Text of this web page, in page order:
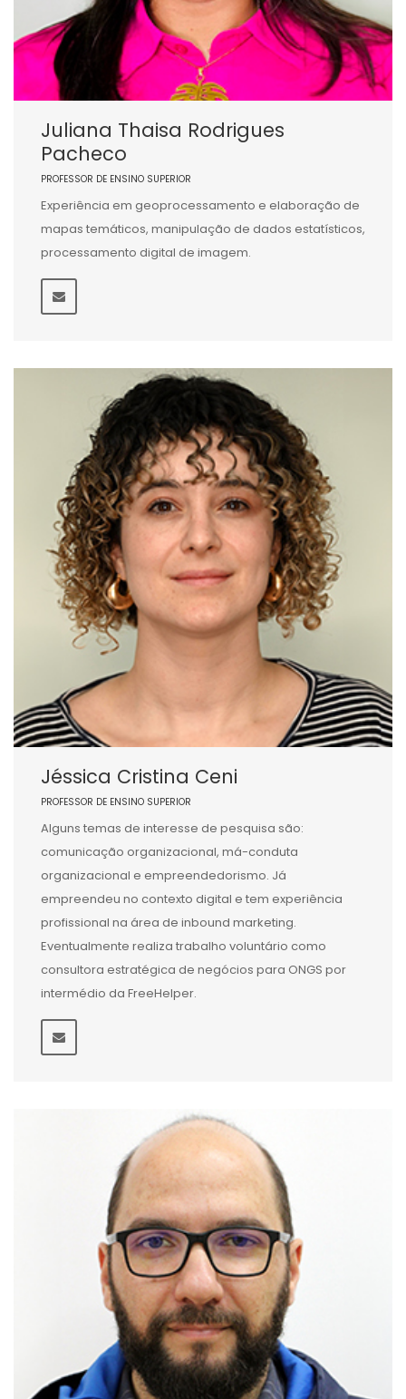
Juliana Thaisa Rodrigues
Pacheco
PROFESSOR DE ENSINO SUPERIOR
Experiência em geoprocessamento e elaboração de
mapas temáticos, manipulação de dados estatísticos,
processamento digital de imagem.
Jéssica Cristina Ceni
PROFESSOR DE ENSINO SUPERIOR
Alguns temas de interesse de pesquisa são:
comunicação organizacional, má-conduta
organizacional e empreendedorismo. Já
empreendeu no contexto digital e tem experiência
profissional na área de inbound marketing.
Eventualmente realiza trabalho voluntário como
consultora estratégica de negócios para ONGS por
intermédio da FreeHelper.